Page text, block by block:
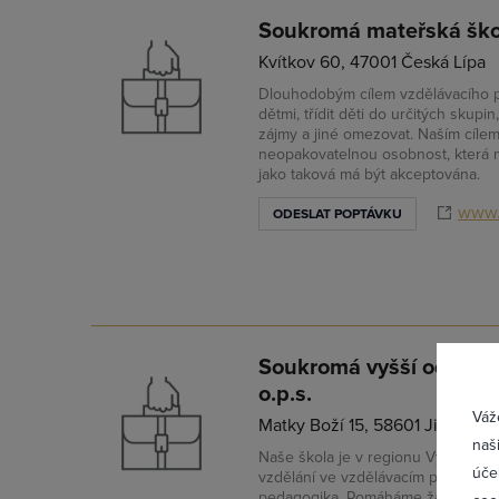
Soukromá mateřská
Kvítkov 60, 47001 Česká Lípa
Dlouhodobým cílem vzdělávacího
dětmi, třídit děti do určitých
zájmy a jiné omezovat. Naším
neopakovatelnou osobnost, která
jako taková má být akceptována.
ODESLAT POPTÁVKU
Soukromá vyšší
o.p.s.
Matky Boží 15, 58601 Jihlava 1
Naše škola je v regionu Vysočina
vzdělání ve vzdělávacím